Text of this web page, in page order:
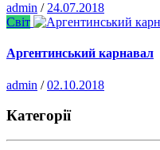
admin / 24.07.2018
Світ
Аргентинський карнавал
admin / 02.10.2018
Категорії